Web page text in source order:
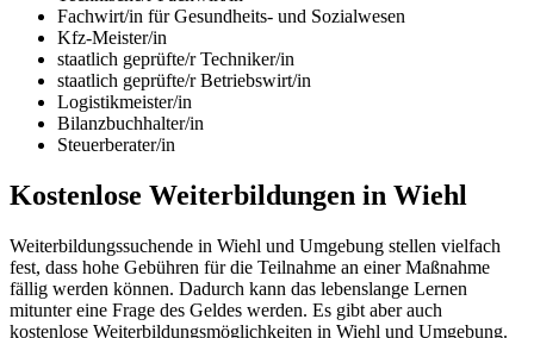
Fachwirt/in für Gesundheits- und Sozialwesen
Kfz-Meister/in
staatlich geprüfte/r Techniker/in
staatlich geprüfte/r Betriebswirt/in
Logistikmeister/in
Bilanzbuchhalter/in
Steuerberater/in
Kostenlose Weiterbildungen in Wiehl
Weiterbildungssuchende in Wiehl und Umgebung stellen vielfach
fest, dass hohe Gebühren für die Teilnahme an einer Maßnahme
fällig werden können. Dadurch kann das lebenslange Lernen
mitunter eine Frage des Geldes werden. Es gibt aber auch
kostenlose Weiterbildungsmöglichkeiten in Wiehl und Umgebung.